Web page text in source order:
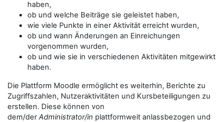
haben,
ob und welche Beiträge sie geleistet haben,
wie viele Punkte in einer Aktivität erreicht wurden,
ob und wann Änderungen an Einreichungen
vorgenommen wurden,
ob und wie sie in verschiedenen Aktivitäten mitgewirkt
haben.
Die Plattform Moodle ermöglicht es weiterhin, Berichte zu
Zugriffszahlen, Nutzeraktivitäten und Kursbeteiligungen zu
erstellen. Diese können von
dem/derAdministrator/in plattformweit anlassbezogen und